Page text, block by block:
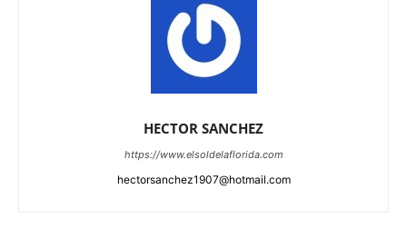
HECTOR SANCHEZ
https://www.elsoldelaflorida.com
hectorsanchez1907@hotmail.com